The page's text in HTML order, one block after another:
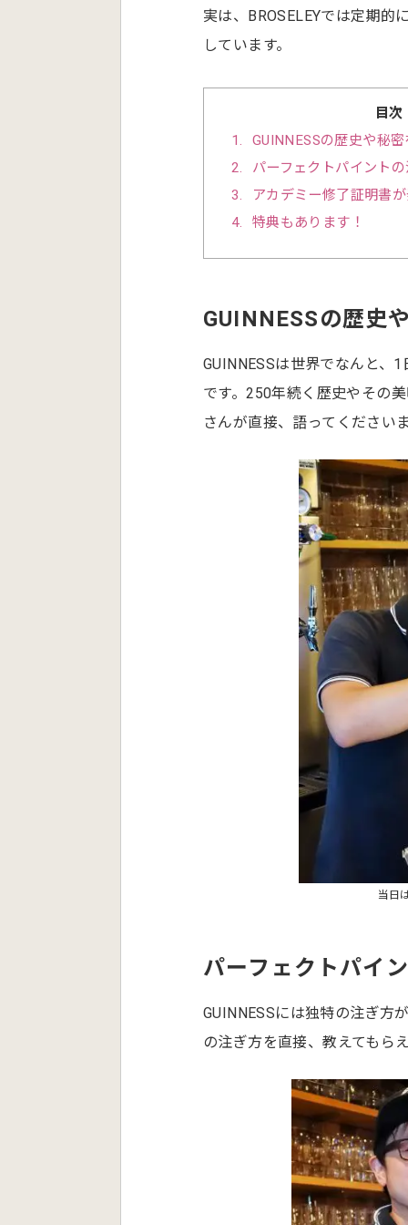
実は、BROSELEYでは定期的
しています。
目次
1
GUINNESSの歴史や秘
2
パーフェクトパイント
3
アカデミー修了証明書
4
特典もあります！
GUINNESSの歴史
GUINNESSは世界でなんと、
です。250年続く歴史やその
さんが直接、語ってください
当日
パーフェクトパイ
GUINNESSには独特の注ぎ方
の注ぎ方を直接、教えてもら